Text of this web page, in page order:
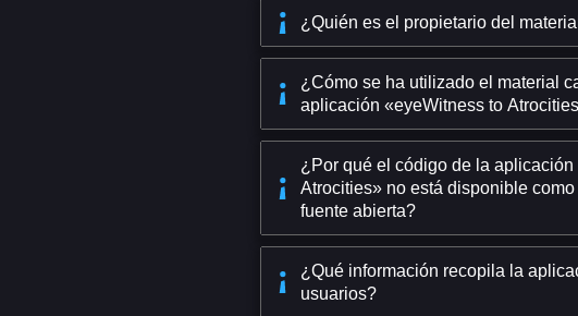
¿Quién es el propietario del
¿Cómo se ha utilizado el material
aplicación «eyeWitness to
¿Por qué el código de la
Atrocities» no está disponible
fuente abierta?
¿Qué información recopila la
usuarios?